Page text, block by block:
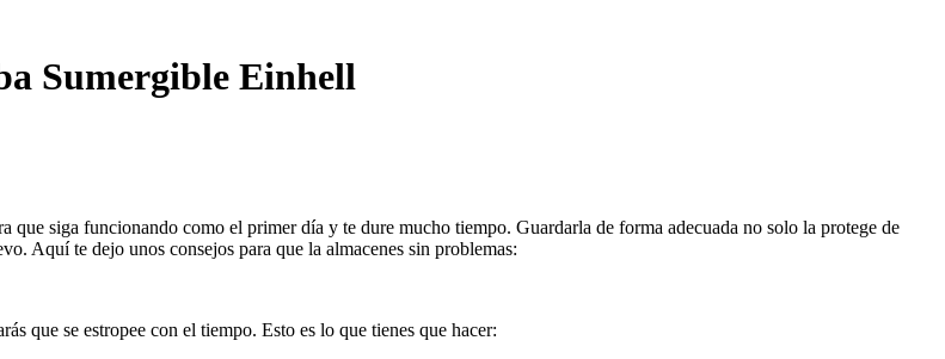
Sumergible Einhell
que siga funcionando como el primer día y te dure mucho tiempo. Guardarla de forma adecuada no solo la protege de
Aquí te dejo unos consejos para que la almacenes sin problemas:
que se estropee con el tiempo. Esto es lo que tienes que hacer: